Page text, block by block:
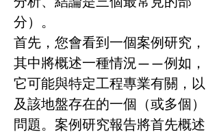
分）。
首先，您會看到一個案例研究，
其中將概述一種情況——例如，
它可能與特定工程專業有關，以
及該地盤存在的一個（或多個）
問題。案例研究報告將首先概述